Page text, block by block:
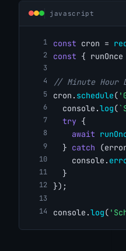
javascript
const cron =
const {
// Minute Hour
cron. schedule(
  console.
log(
try {
await
  }
catch
    console.
  }
});
console.log(